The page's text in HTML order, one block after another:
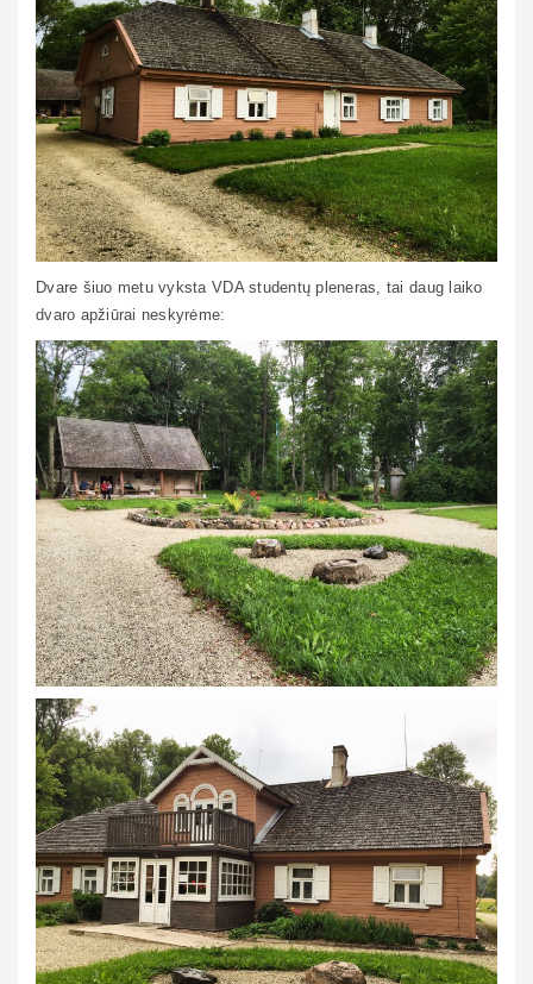
Dvare šiuo metu vyksta VDA studentų pleneras, tai daug laiko
dvaro apžiūrai neskyrėme: